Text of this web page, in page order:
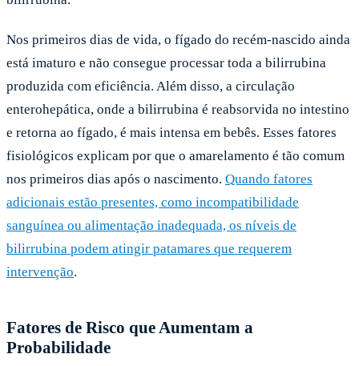
Nos primeiros dias de vida, o fígado do recém-nascido ainda
está imaturo e não consegue processar toda a bilirrubina
produzida com eficiência. Além disso, a circulação
enterohepática, onde a bilirrubina é reabsorvida no intestino
e retorna ao fígado, é mais intensa em bebês. Esses fatores
fisiológicos explicam por que o amarelamento é tão comum
nos primeiros dias após o nascimento. Quando fatores
adicionais estão presentes, como incompatibilidade
sanguínea ou alimentação inadequada, os níveis de
bilirrubina podem atingir patamares que requerem
intervenção.
Fatores de Risco que Aumentam a
Probabilidade